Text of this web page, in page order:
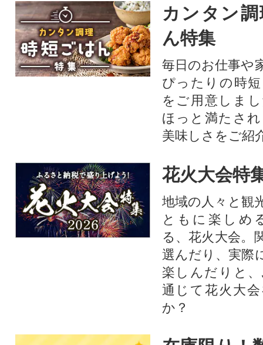
カンタン
ん特集
毎日のお仕事や
ぴったりの時
をご用意しま
ほっと満たさ
美味しさをご紹
花火大会特
地域の人々と観
ともに楽しめ
る、花火大会。
選んだり、実際
楽しんだりと
通じて花火大
か？​